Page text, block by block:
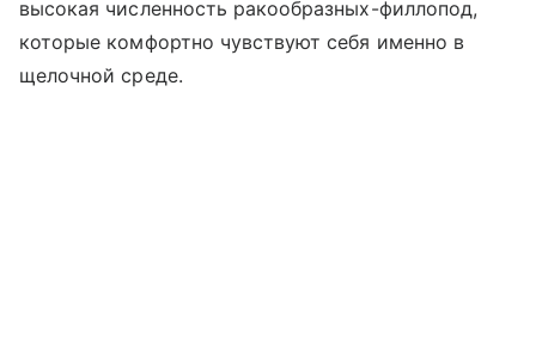
высокая численность ракообразных-филлопод,
которые комфортно чувствуют себя именно в
щелочной среде.